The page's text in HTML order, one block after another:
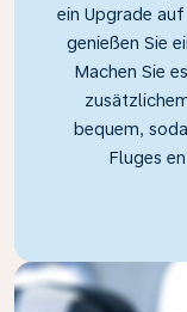
ein Upgrade
genießen Sie
Machen Sie
bequem,
Fluges